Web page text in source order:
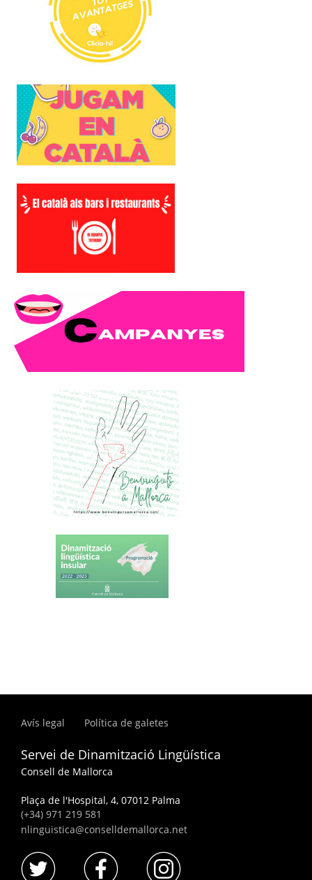
Avís legal Política de galetes
Servei de Dinamització Lingüística
Consell de Mallorca
Plaça de l'Hospital, 4, 07012 Palma
(+34) 971 219 581
nlinguistica@conselldemallorca.net